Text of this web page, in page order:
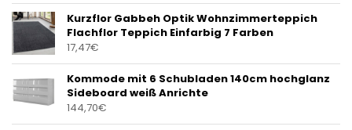
Kurzflor Gabbeh Optik Wohnzimmerteppich
Flachflor Teppich Einfarbig 7 Farben
17,47€
Kommode mit 6 Schubladen 140cm hochglanz
Sideboard weiß Anrichte
144,70€